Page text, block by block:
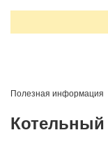
Полезная информация
Котельный